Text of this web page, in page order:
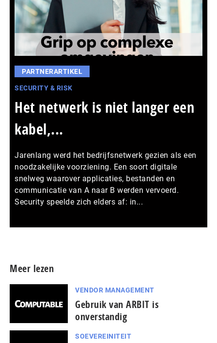
PARTNERARTIKEL
SECURITY & RISK
Het netwerk is niet langer een
kabel,...
Jarenlang werd het bedrijfsnetwerk gezien als een
noodzakelijke voorziening. Een soort digitale
snelweg waarover applicaties, bestanden en
communicatie van A naar B werden vervoerd.
Security speelde zich elders af: in...
Meer lezen
VENDOR MANAGEMENT
Gebruik van ARBIT is
onverstandig
SOEVEREINITEIT